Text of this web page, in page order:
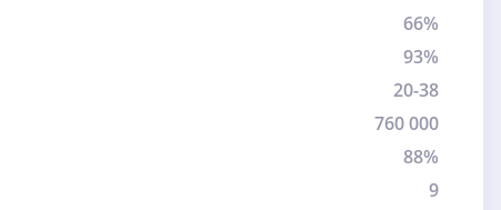
66%
93%
20-38
760 000
88%
9